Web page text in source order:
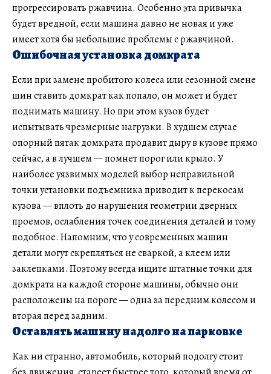
прогрессировать ржавчина. Особенно эта привычка
будет вредной, если машина давно не новая и уже
имеет хотя бы небольшие проблемы с ржавчиной.
Ошибочная установка домкрата
Если при замене пробитого колеса или сезонной смене
шин ставить домкрат как попало, он может и будет
поднимать машину. Но при этом кузов будет
испытывать чрезмерные нагрузки. В худшем случае
опорный пятак домкрата продавит дыру в кузове прямо
сейчас, а в лучшем — помнет порог или крыло. У
наиболее уязвимых моделей выбор неправильной
точки установки подъемника приводит к перекосам
кузова — вплоть до нарушения геометрии дверных
проемов, ослабления точек соединения деталей и тому
подобное. Напомним, что у современных машин
детали могут скрепляться не сваркой, а клеем или
заклепками. Поэтому всегда ищите штатные точки для
домкрата на каждой стороне машины, обычно они
расположены на пороге — одна за передним колесом и
вторая перед задним.
Оставлять машину надолго на парковке
Как ни странно, автомобиль, который подолгу стоит